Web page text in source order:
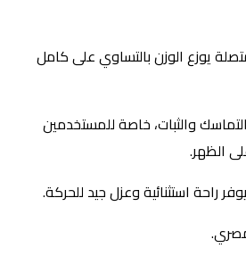
يوزع الوزن بالتساوي على كامل
والثبات، خاصة للمستخدمين
الظهر.